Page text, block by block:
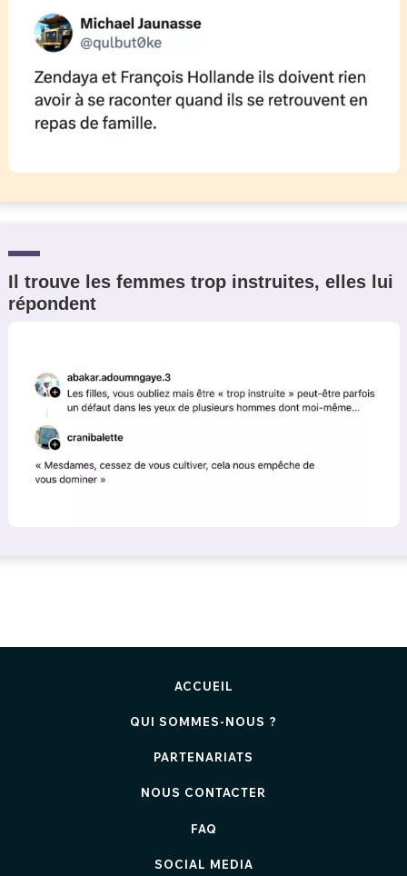
Il trouve les femmes trop instruites, elles lui
répondent
ACCUEIL
QUI SOMMES-NOUS ?
PARTENARIATS
NOUS CONTACTER
FAQ
SOCIAL MEDIA